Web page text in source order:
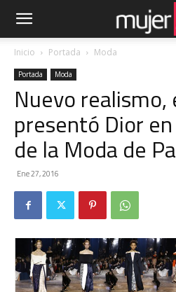
Inicio Portada Moda
Portada Moda
Nuevo
presentó Dior
de la Moda de
Ene 27, 2016